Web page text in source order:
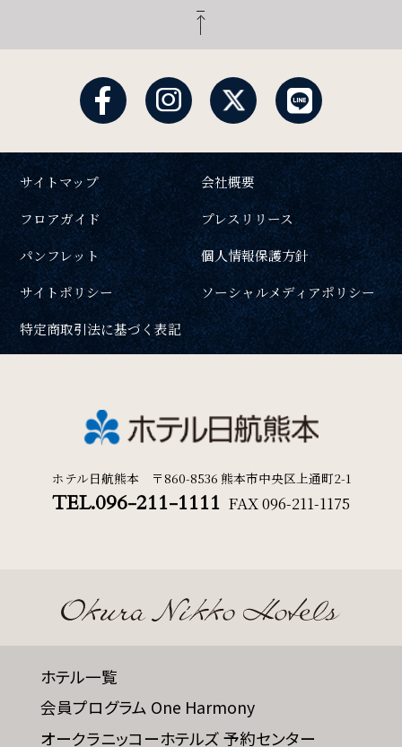
サイトマップ
会社概要
フロアガイド
プレスリリース
パンフレット
個人情報保護方針
サイトポリシー
ソーシャルメディアポリシー
特定商取引法に基づく表記
ホテル日航熊本 〒860-8536 熊本市中央区上通町2-1
TEL.096-211-1111 FAX096-211-1175
ホテル一覧
会員プログラム One Harmony
オークラニッコーホテルズ 予約センター